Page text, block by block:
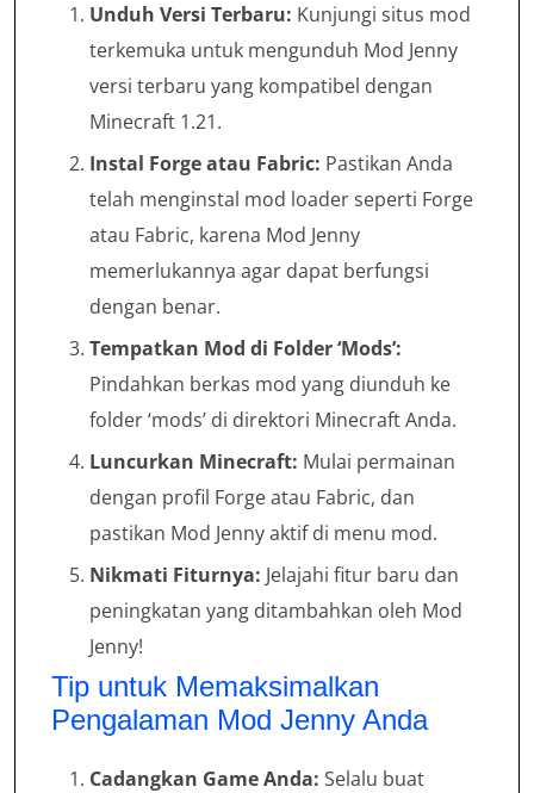
Unduh Versi Terbaru: Kunjungi situs mod
terkemuka untuk mengunduh Mod Jenny
versi terbaru yang kompatibel dengan
Minecraft 1.21.
Instal Forge atau Fabric: Pastikan Anda
telah menginstal mod loader seperti Forge
atau Fabric, karena Mod Jenny
memerlukannya agar dapat berfungsi
dengan benar.
Tempatkan Mod di Folder ‘Mods’:
Pindahkan berkas mod yang diunduh ke
folder ‘mods’ di direktori Minecraft Anda.
Luncurkan Minecraft: Mulai permainan
dengan profil Forge atau Fabric, dan
pastikan Mod Jenny aktif di menu mod.
Nikmati Fiturnya: Jelajahi fitur baru dan
peningkatan yang ditambahkan oleh Mod
Jenny!
Tip untuk Memaksimalkan
Pengalaman Mod Jenny Anda
Cadangkan Game Anda: Selalu buat